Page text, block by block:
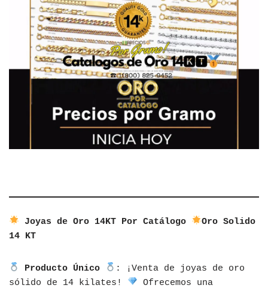
Joyas de Oro 14KT Por Catálogo
Oro Solido
14 KT
Producto Único
: ¡Venta de joyas de oro
sólido de 14 kilates!
Ofrecemos una